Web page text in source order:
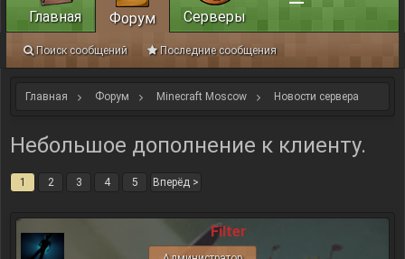
Главная Форум Minecraft Moscow Новости сервера
Небольшое дополнение к клиенту.
1 2 3 4 5 Вперёд >
Filter
Главная Форум
Поиск сообщений Последние сообщения
Серверы